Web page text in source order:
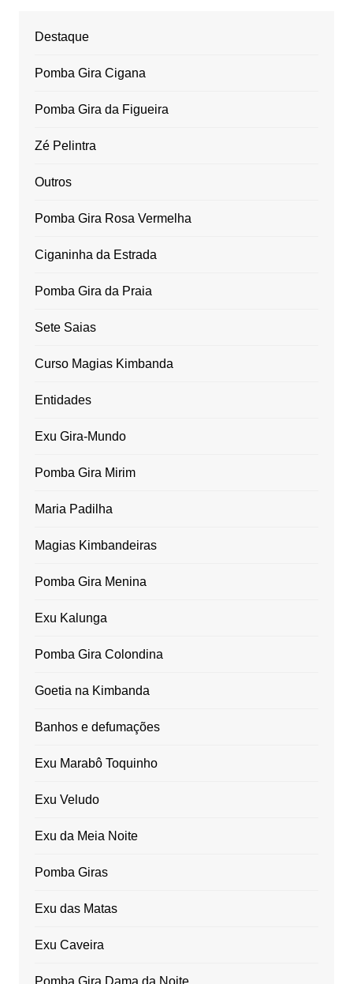
Destaque
Pomba Gira Cigana
Pomba Gira da Figueira
Zé Pelintra
Outros
Pomba Gira Rosa Vermelha
Ciganinha da Estrada
Pomba Gira da Praia
Sete Saias
Curso Magias Kimbanda
Entidades
Exu Gira-Mundo
Pomba Gira Mirim
Maria Padilha
Magias Kimbandeiras
Pomba Gira Menina
Exu Kalunga
Pomba Gira Colondina
Goetia na Kimbanda
Banhos e defumações
Exu Marabô Toquinho
Exu Veludo
Exu da Meia Noite
Pomba Giras
Exu das Matas
Exu Caveira
Pomba Gira Dama da Noite